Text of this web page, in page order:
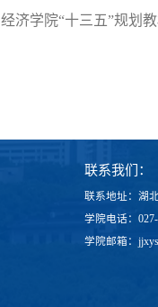
经济学院“十三五”规划
联系我们：
联系地址：湖
学院电话：027-
学院邮箱：